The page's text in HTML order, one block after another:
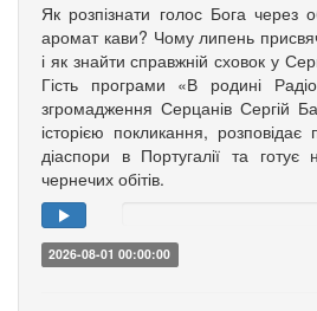
Як розпізнати голос Бога через
аромат кави? Чому липень
і як знайти справжній сховок у
Гість програми «В родині
згромадження Серцанів Сергій
історією покликання, розповідає
діаспори в Португалії та
чернечих обітів.
2026-08-01 00:00:00